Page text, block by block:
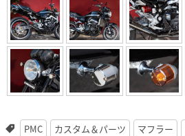
PMC カスタム＆パーツ マフラー